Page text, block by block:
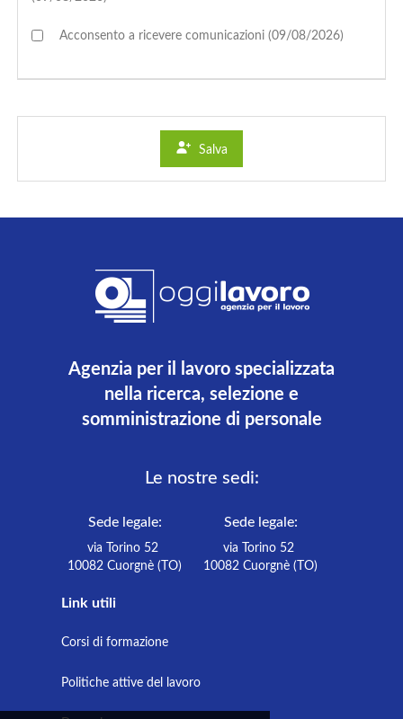
Acconsento a ricevere comunicazioni (09/08/2026)
Salva
Agenzia per il lavoro specializzata
nella ricerca, selezione e
somministrazione di personale
Le nostre sedi:
Sede legale:
via Torino 52
10082 Cuorgnè (TO)
Sede legale:
via Torino 52
10082 Cuorgnè (TO)
Link utili
Corsi di formazione
Politiche attive del lavoro